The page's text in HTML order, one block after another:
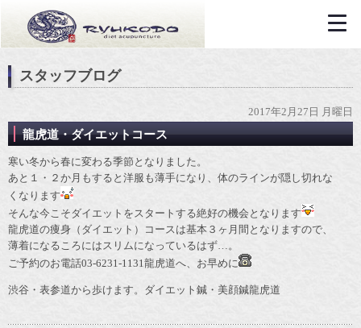
スタッフブログ
2017年2月27日 月曜日
龍虎道・ダイエットコース
寒い冬から春に変わる季節となりました。
あと１・２か月もすると洋服も薄手になり、体のラインが隠し切れな
くなります
そんな今こそダイエットをスタートする絶好の機会となります
龍虎道の痩身（ダイエット）コースは基本３ヶ月間となりますので、
薄着になるころにはスリムになっているはず…。
ご予約のお電話03-6231-1131龍虎道へ、お早めに
渋谷・表参道から歩けます。ダイエット鍼・美顔鍼龍虎道